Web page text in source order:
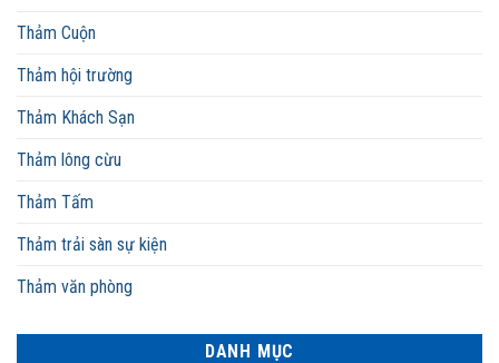
Thảm Cuộn
Thảm hội trường
Thảm Khách Sạn
Thảm lông cừu
Thảm Tấm
Thảm trải sàn sự kiện
Thảm văn phòng
DANH MỤC